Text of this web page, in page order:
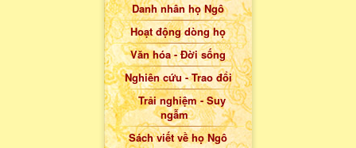
Danh nhân họ Ngô
Hoạt động dòng họ
Văn hóa - Đời sống
Nghiên cứu - Trao đổi
Trải nghiệm - Suy
ngẫm
Sách viết về họ Ngô